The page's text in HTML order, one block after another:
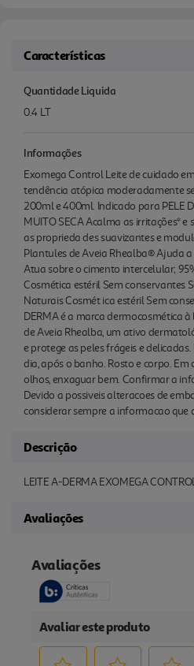
Características
Quantidade Liquida
0.4 LT
Informações
Exomega Control Leite de cuidado
tendência atópica moderadamente
200ml e 400ml. Indicado para PELE
MUITO SECA Acalma as irritações*
as proprieda des suavizantes e
Plantules de Aveia Rhealba® Ajuda
Atua sobre o cimento intercelular;
Cosmética estéril Sem conservantes
Naturais Cosmét ica estéril Sem
DERMA é a marca dermocosmética
de Aveia Rhealba, um ativo
e protege as peles frágeis e
dia, após o banho. Rosto e corpo.
olhos, enxaguar bem. Confirmar a
Devido a possiveis alteracoes de
considerar sempre a informacao que
Descrição
LEITE A-DERMA EXOMEGA
Avaliações